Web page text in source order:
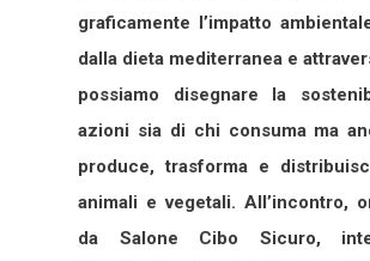
graficamente l’impatto
dalla dieta mediterranea e
possiamo disegnare la
azioni sia di chi consuma ma
produce, trasforma e
animali e vegetali. All’incontro,
da Salone Cibo Sicuro,